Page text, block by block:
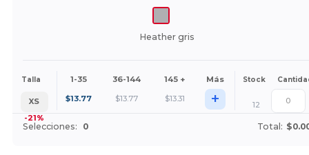
Heather gris
Talla 1-35 36-144 145 + Más Stock
XS
-21%
$13.77 $13.77 $13.31 + 12
Selecciones: 0 Total: